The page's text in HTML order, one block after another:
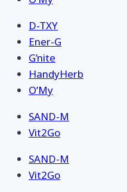
D-TXY
Ener-G
G’nite
HandyHerb
O’My
SAND-M
Vit2Go
SAND-M
Vit2Go